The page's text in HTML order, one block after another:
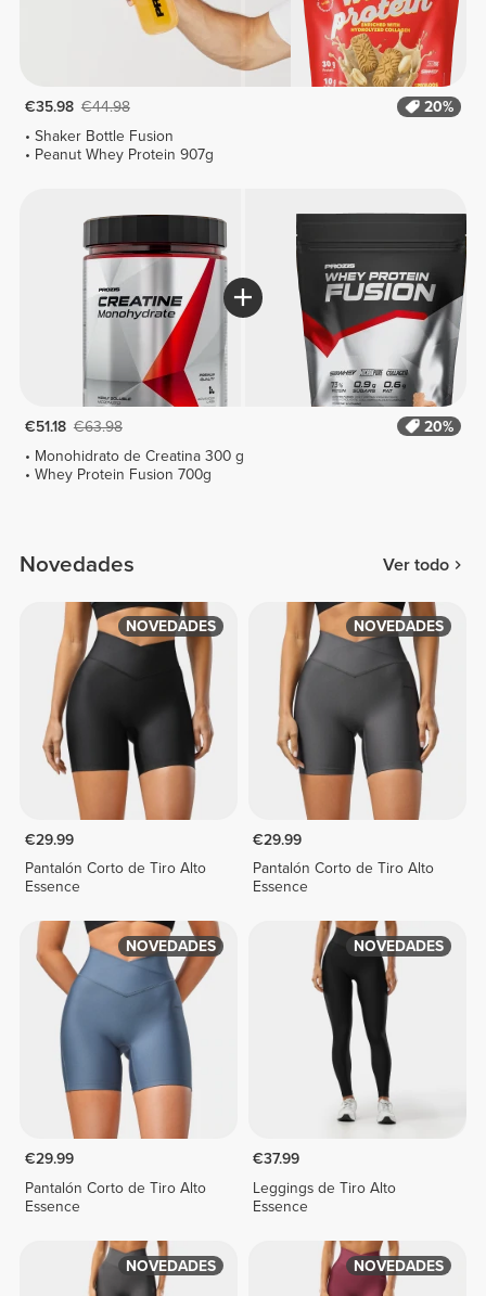
€35.98 €44.98
20%
Shaker Bottle Fusion
Peanut Whey Protein 907g
€51.18 €63.98
20%
Monohidrato de Creatina 300 g
Whey Protein Fusion 700g
Novedades Ver todo
NOVEDADES
€29.99
Pantalón Corto de Tiro Alto
Essence
NOVEDADES
€29.99
Pantalón Corto de Tiro Alto
Essence
NOVEDADES
€29.99
Pantalón Corto de Tiro Alto
Essence
NOVEDADES
€37.99
Leggings de Tiro Alto
Essence
NOVEDADES NOVEDADES